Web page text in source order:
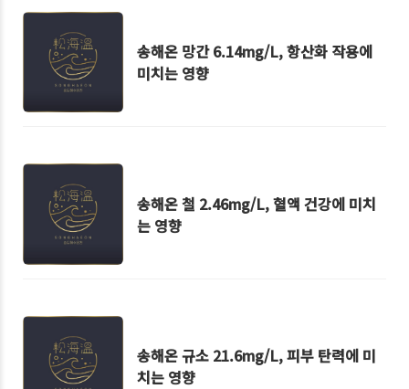
송해온 망간 6.14mg/L, 항산화 작용에
미치는 영향
송해온 철 2.46mg/L, 혈액 건강에 미치
는 영향
송해온 규소 21.6mg/L, 피부 탄력에 미
치는 영향